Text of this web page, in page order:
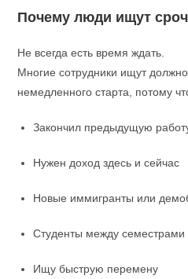
Почему люди ищут
Не всегда есть время ждать.
Многие сотрудники ищут
немедленного старта, потому
Закончил предыдущую
Нужен доход здесь и сейчас
Новые иммигранты или
Студенты между семестрами
Ищу быструю перемену